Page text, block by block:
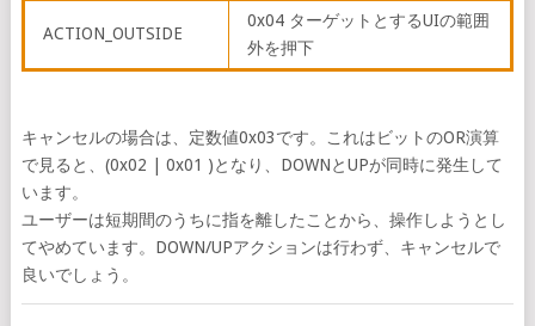
ACTION_OUTSIDE
0x04 ターゲットとするUIの範囲
外を押下
キャンセルの場合は、定数値0x03です。これはビットのOR演算
で見ると、(0x02 | 0x01 )となり、DOWNとUPが同時に発生して
います。
ユーザーは短期間のうちに指を離したことから、操作しようとし
てやめています。DOWN/UPアクションは行わず、キャンセルで
良いでしょう。